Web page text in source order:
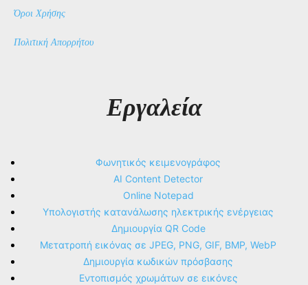
Όροι Χρήσης
Πολιτική Απορρήτου
Εργαλεία
Φωνητικός κειμενογράφος
AI Content Detector
Online Notepad
Υπολογιστής κατανάλωσης ηλεκτρικής ενέργειας
Δημιουργία QR Code
Μετατροπή εικόνας σε JPEG, PNG, GIF, BMP, WebP
Δημιουργία κωδικών πρόσβασης
Εντοπισμός χρωμάτων σε εικόνες